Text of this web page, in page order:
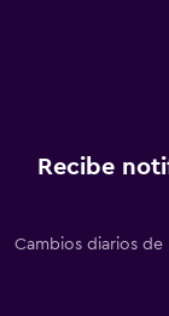
Recibe
Cambios diarios